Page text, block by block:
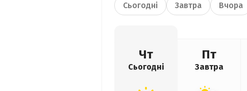
Сьогодні Завтра Вчора
Чт
Сьогодні
Пт
Завтра